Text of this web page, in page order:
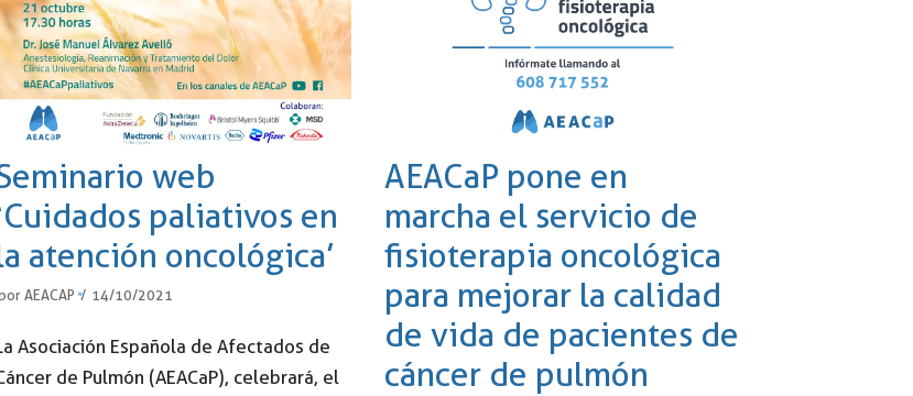
web
paliativos en
atención oncológica’
AEACAP 14/10/2021
Asociación Española de Afectados de
de Pulmón (AEACaP), celebrará, el
AEACaP pone en
marcha el servicio de
fisioterapia oncológica
para mejorar la calidad
de vida de pacientes de
cáncer de pulmón